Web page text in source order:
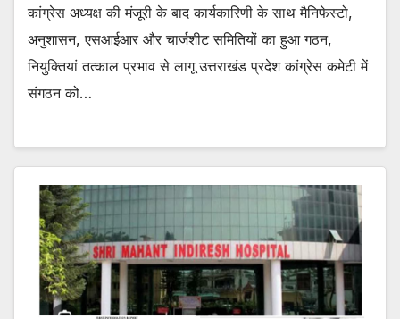
कांग्रेस अध्यक्ष की मंजूरी के बाद कार्यकारिणी के साथ मैनिफेस्टो,
अनुशासन, एसआईआर और चार्जशीट समितियों का हुआ गठन,
नियुक्तियां तत्काल प्रभाव से लागू उत्तराखंड प्रदेश कांग्रेस कमेटी में
संगठन को…